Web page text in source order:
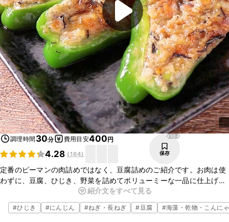
調理時間 30分 費用目安400円
4.28 (164)
9104
保存
定番のピーマンの肉詰めではなく、豆腐詰めのご紹介です。お肉は使
わずに、豆腐、ひじき、野菜を詰めてボリューミーな一品に仕上げま
した。お好みの野菜に代えて、アレンジも楽しめますよ。ぜひお試し
くださいね。
紹介文をすべて見る
#ひじき #にんじん #ねぎ・長ねぎ #豆腐 #海藻・乾物・こんに